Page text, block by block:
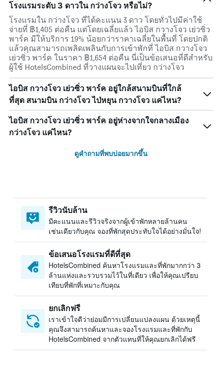
โรงแรมระดับ 3 ดาวใน กว่างโจว หรือไม่?
โรงแรมใน กว่างโจว ที่ได้คะแนน 3 ดาว โดยทั่วไปมีค่าใช้
จ่ายที่ ฿1,405 ต่อคืน แต่โดยเฉลี่ยแล้ว ไอบิส กวางโจว เย่วซิ่ว
พาร์ค มีให้บริการ 19% น้อยกว่าราคาเฉลี่ยในพื้นที่ โดยปกติ
แล้วคุณสามารถเพลิดเพลินกับการเข้าพักที่ ไอบิส กวางโจว
เย่วซิ่ว พาร์ค ในราคา ฿1,654 ต่อคืน นี่เป็นข้อเสนอที่ดีสำหรับ
ผู้ใช้ HotelsCombined ที่วางแผนจะไปเที่ยว กว่างโจว
ไอบิส กวางโจว เย่วซิ่ว พาร์ค อยู่ใกล้สนามบินที่ใกล้
ที่สุด สนามบิน กว่างโจว ไป่หยุน กวางโจว แค่ไหน?
ไอบิส กวางโจว เย่วซิ่ว พาร์ค อยู่ห่างจากใจกลางเมือง
กว่างโจว แค่ไหน?
ดูคำถามที่พบบ่อยมากขึ้น
รีวิวนับล้าน
มีคะแนนและรีวิวจริงจากผู้เข้าพักหลายล้านคน
เช่นเดียวกับคุณ จองที่พักสุดประทับใจได้อย่างมั่นใจ!
ข้อเสนอโรงแรมที่ดีที่สุด
HotelsCombined ค้นหาโรงแรมและที่พักมากกว่า 3
ล้านแห่งและรวบรวมไว้ในที่เดียว เพื่อให้คุณเปรียบ
เทียบที่พักที่เหมาะกับคุณ
ยกเลิกฟรี
เราเข้าใจดีว่าย่อมมีการเปลี่ยนแปลงแผน ด้วยเหตุนี้
คุณจึงสามารถค้นหาและจองโรงแรมและที่พักกับ
HotelsCombined จากตัวแทนที่ให้คุณยกเลิกได้ฟรี